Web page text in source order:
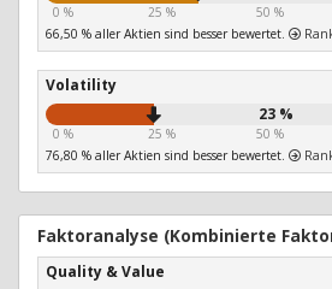
0 % 25 % 50 %
66,50 % aller Aktien sind besser bewertet.
Volatility
23 %
0 % 25 % 50 %
76,80 % aller Aktien sind besser bewertet.
Faktoranalyse (Kombinierte
Quality & Value